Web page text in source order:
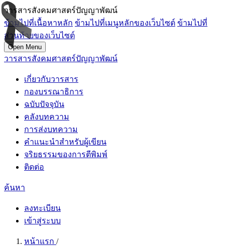
วารสารสังคมศาสตร์ปัญญาพัฒน์
ข้ามไปที่เนื้อหาหลัก ข้ามไปที่เมนูหลักของเว็บไซต์ ข้ามไปที่
ส่วนท้ายของเว็บไซต์
Open Menu
วารสารสังคมศาสตร์ปัญญาพัฒน์
เกี่ยวกับวารสาร
กองบรรณาธิการ
ฉบับปัจจุบัน
คลังบทความ
การส่งบทความ
คำแนะนำสำหรับผู้เขียน
จริยธรรมของการตีพิมพ์
ติดต่อ
ค้นหา
ลงทะเบียน
เข้าสู่ระบบ
หน้าแรก /